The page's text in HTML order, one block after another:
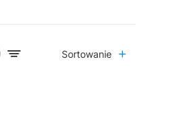
Sortowanie